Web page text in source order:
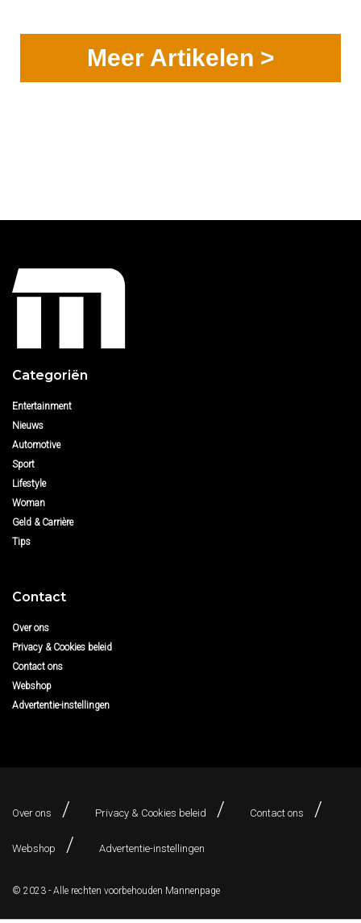
Meer Artikelen >
Categoriën
Entertainment
Nieuws
Automotive
Sport
Lifestyle
Woman
Geld & Carrière
Tips
Contact
Over ons
Privacy & Cookies beleid
Contact ons
Webshop
Advertentie-instellingen
Over ons Privacy & Cookies beleid Contact ons
Webshop Advertentie-instellingen
© 2023 - Alle rechten voorbehouden Mannenpage